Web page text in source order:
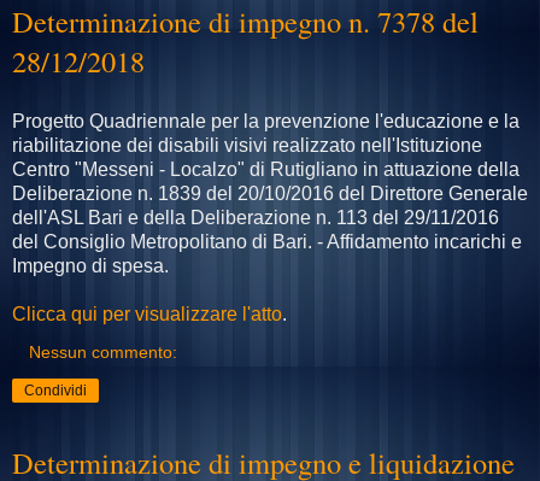
Determinazione di impegno n. 7378 del
28/12/2018
Progetto Quadriennale per la prevenzione l'educazione e la
riabilitazione dei disabili visivi realizzato nell'Istituzione
Centro "Messeni - Localzo" di Rutigliano in attuazione della
Deliberazione n. 1839 del 20/10/2016 del Direttore Generale
dell'ASL Bari e della Deliberazione n. 113 del 29/11/2016
del Consiglio Metropolitano di Bari. - Affidamento incarichi e
Impegno di spesa.
Clicca qui per visualizzare l'atto.
Nessun commento:
Condividi
Determinazione di impegno e liquidazione